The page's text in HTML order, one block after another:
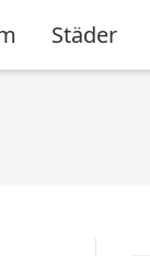
Städer